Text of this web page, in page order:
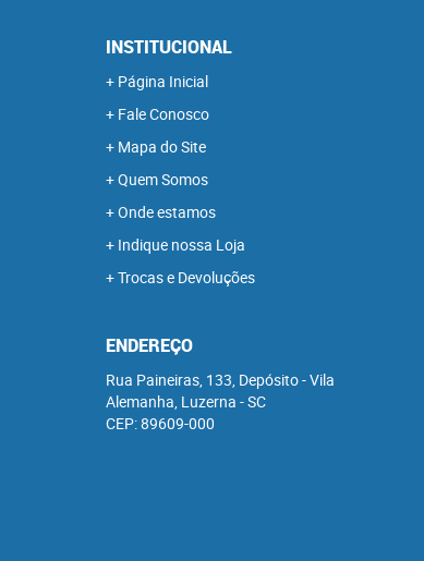
INSTITUCIONAL
Página Inicial
Fale Conosco
Mapa do Site
Quem Somos
Onde estamos
Indique nossa Loja
Trocas e Devoluções
ENDEREÇO
Rua Paineiras, 133, Depósito-Vila
Alemanha, Luzerna -SC
CEP: 89609-000